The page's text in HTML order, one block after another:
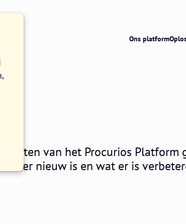
Ons platform
van het Procurios Platform
er nieuw is en wat er is